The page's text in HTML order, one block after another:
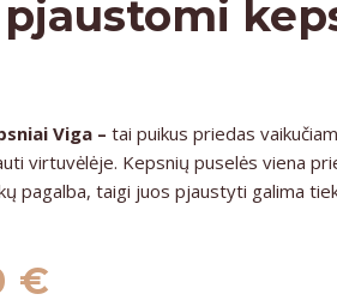
Viga – tai puikus priedas
virtuvėlėje. Kepsnių puselės viena
pagalba, taigi juos pjaustyti galima
€